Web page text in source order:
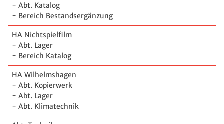
- Abt. Katalog
- Bereich Bestandsergänzung
HA Nichtspielfilm
- Abt. Lager
- Bereich Katalog
HA Wilhelmshagen
- Abt. Kopierwerk
- Abt. Lager
- Abt. Klimatechnik